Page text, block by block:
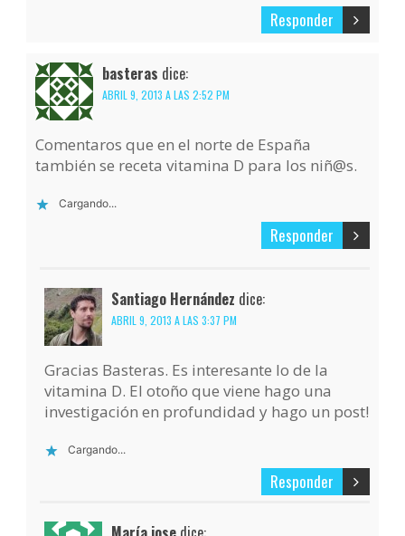
Responder
basteras dice:
ABRIL 9, 2013 A LAS 2:52 PM
Comentaros que en el norte de España
también se receta vitamina D para los niñ@s.
Cargando...
Responder
Santiago Hernández dice:
ABRIL 9, 2013 A LAS 3:37 PM
Gracias Basteras. Es interesante lo de la
vitamina D. El otoño que viene hago una
investigación en profundidad y hago un post!
Cargando...
Responder